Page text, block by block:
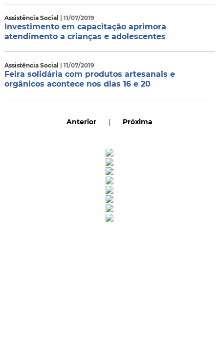
Assistência Social | 11/07/2019
Investimento em capacitação aprimora
atendimento a crianças e adolescentes
Assistência Social | 11/07/2019
Feira solidária com produtos artesanais e
orgânicos acontece nos dias 16 e 20
Anterior | Próxima